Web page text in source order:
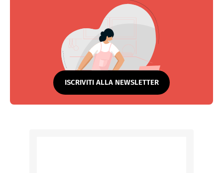
ISCRIVITI ALLA NEWSLETTER